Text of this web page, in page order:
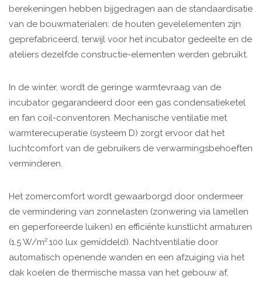
berekeningen hebben bijgedragen aan de standaardisatie
van de bouwmaterialen: de houten gevelelementen zijn
geprefabriceerd, terwijl voor het incubator gedeelte en de
ateliers dezelfde constructie-elementen werden gebruikt.
In de winter, wordt de geringe warmtevraag van de
incubator gegarandeerd door een gas condensatieketel
en fan coil-conventoren. Mechanische ventilatie met
warmterecuperatie (systeem D) zorgt ervoor dat het
luchtcomfort van de gebruikers de verwarmingsbehoeften
verminderen.
Het zomercomfort wordt gewaarborgd door ondermeer
de vermindering van zonnelasten (zonwering via lamellen
en geperforeerde luiken) en efficiënte kunstlicht armaturen
(1.5 W/m².100 lux gemiddeld). Nachtventilatie door
automatisch openende wanden en een afzuiging via het
dak koelen de thermische massa van het gebouw af,